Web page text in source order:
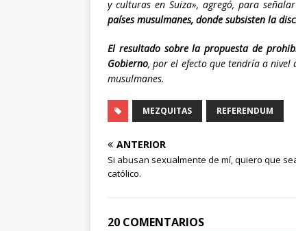
y culturas en Suiza», agregó, para
países musulmanes, donde subsisten la
El resultado sobre la propuesta de
Gobierno, por el efecto que tendría a nivel
musulmanes.
MEZQUITAS REFERENDUM
ANTERIOR
Si abusan sexualmente de mí, quiero que
católico.
20 COMENTARIOS